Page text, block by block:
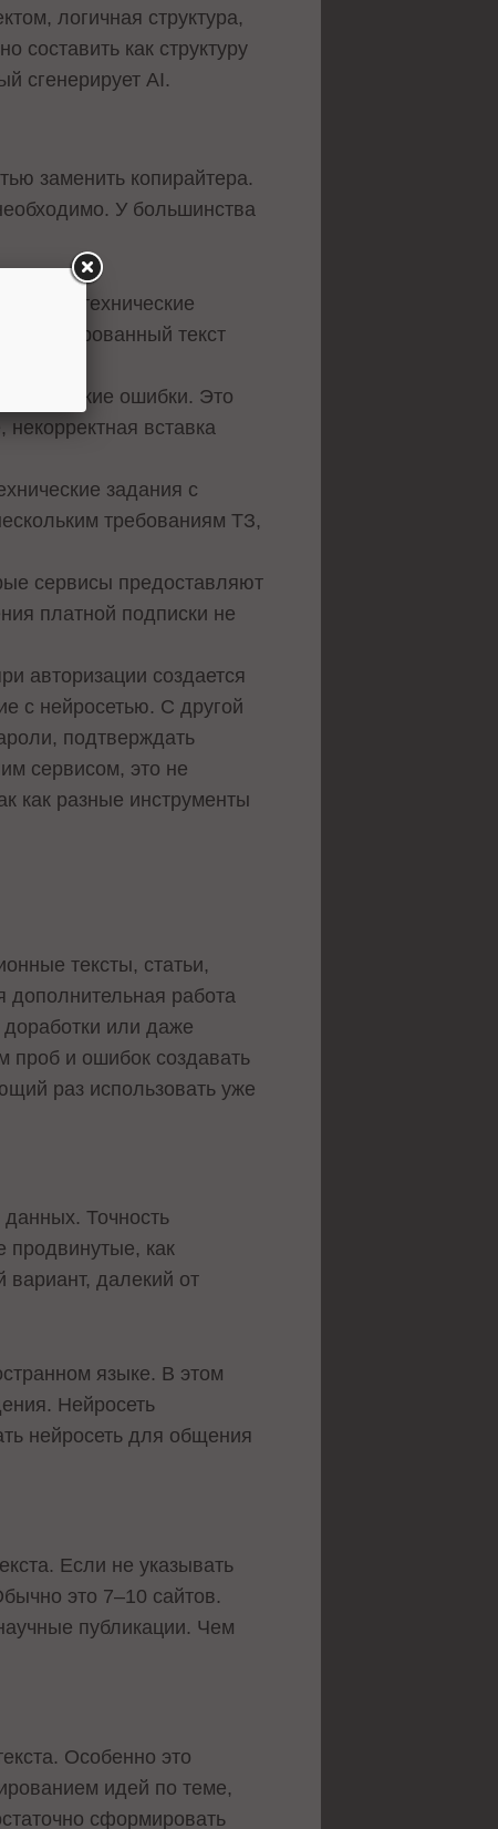
логичная структура,
составить как структуру
сгенерирует AI.
заменить копирайтера.
У большинства
технические
текст
ошибки. Это
вставка
задания с
требованиям ТЗ,
сервисы предоставляют
платной подписки не
авторизации создается
с нейросетью. С другой
подтверждать
сервисом, это не
как разные инструменты
тексты, статьи,
дополнительная работа
или даже
проб и ошибок создавать
раз использовать уже
Точность
продвинутые, как
вариант, далекий от
языке. В этом
Нейросеть
нейросеть для общения
Если не указывать
это 7–10 сайтов.
публикации. Чем
Особенно это
идей по теме,
сформировать